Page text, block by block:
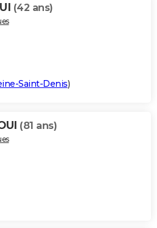
(42 ans)
Saint-Denis)
(81 ans)